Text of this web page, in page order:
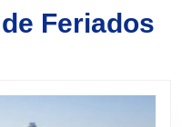
Feriados